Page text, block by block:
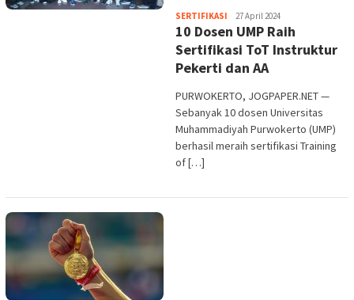
SERTIFIKASI Heri
Purwata
27 April 2024
10 Dosen UMP Raih
Sertifikasi ToT Instruktur
Pekerti dan AA
PURWOKERTO, JOGPAPER.NET —
Sebanyak 10 dosen Universitas
Muhammadiyah Purwokerto (UMP)
berhasil meraih sertifikasi Training
of […]